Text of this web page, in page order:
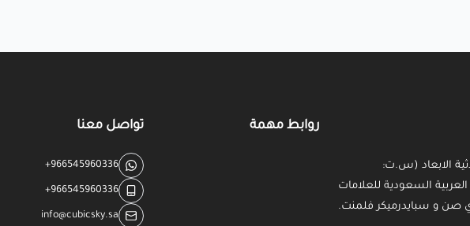
ريزن Siraya Tech Build (رمادي سونيك) هو مادة متميزة مصممة
الابعاد (س.ت:
العربية السعودية للعلامات
اي صن و سبايدرميكر فلمنت.
روابط مهمة تواصل معنا
+966545960336
+966545960336
info@cubicsky.sa